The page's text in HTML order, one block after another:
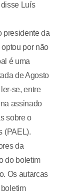
Luís
presidente da
por não
é uma
de Agosto
se, entre
assinado
sobre o
(PAEL).
da
do boletim
Os autarcas